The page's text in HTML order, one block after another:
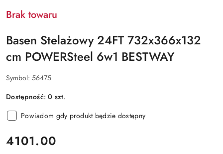
Brak towaru
Basen Stelażowy 24FT 732x366x132
cm POWERSteel 6w1 BESTWAY
Symbol: 56475
Dostępność:0 szt.
Powiadom gdy produkt będzie dostępny
cena:
4101.00